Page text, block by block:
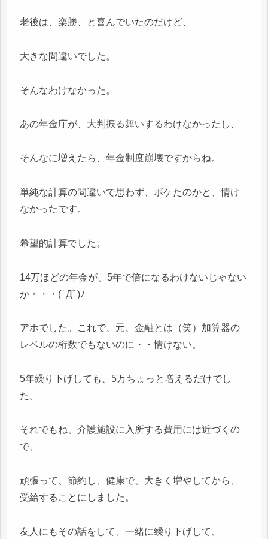
老後は、楽勝、と喜んでいたのだけど、
大きな間違いでした。
そんなわけなかった。
あの年金庁が、大判振る舞いするわけなかったし、
そんなに増えたら、年金制度崩壊ですからね。
単純な計算の間違いで思わず、ボケたのかと、情け
なかったです。
希望的計算でした。
14万ほどの年金が、5年で倍になるわけないじゃない
か・・・(ﾟДﾟ)ﾉ
アホでした。これで、元、金融とは（笑）加算器の
レベルの桁数でもないのに・・情けない。
5年繰り下げしても、5万ちょっと増えるだけでし
た。
それでもね、介護施設に入所する費用には近づくの
で、
頑張って、節約し、健康で、大きく増やしてから、
受給することにしました。
友人にもその話をして、一緒に繰り下げして、